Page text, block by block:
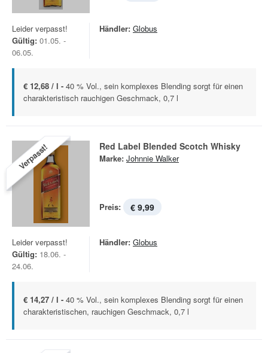
Leider verpasst!
Gültig: 01.05. -
06.05.
Händler: Globus
€ 12,68 / l - 40 % Vol., sein komplexes Blending sorgt für einen
charakteristisch rauchigen Geschmack, 0,7 l
Verpasst! Red Label Blended Scotch Whisky
Marke: Johnnie Walker
Preis: € 9,99
Leider verpasst!
Gültig: 18.06. -
24.06.
Händler: Globus
€ 14,27 / l - 40 % Vol., sein komplexes Blending sorgt für einen
charakteristischen, rauchigen Geschmack, 0,7 l